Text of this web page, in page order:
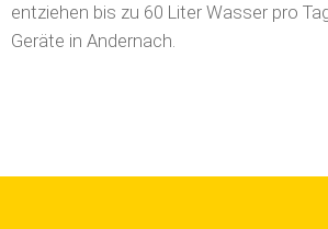
entziehen bis zu 60 Liter Wasser pro
Geräte in Andernach.